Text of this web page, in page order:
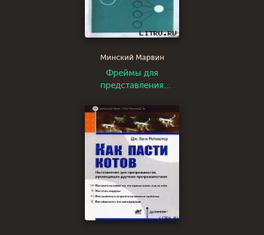
Минский Марвин
Фреймы для
представления